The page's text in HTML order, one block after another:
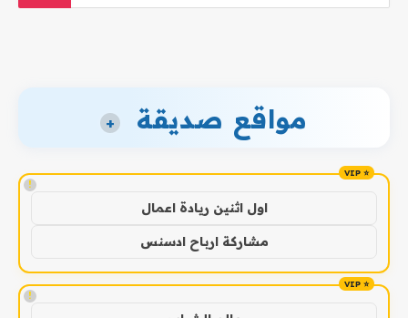
مواقع صديقة +
!
اول اثنين ريادة اعمال
مشاركة ارباح ادسنس
!